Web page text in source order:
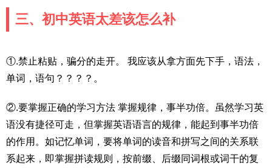
三、初中英语太差该怎么补
①.禁止粘贴，骗分的走开。 我应该从拿方面先下手，语法，
单词，语句？？？？。
②.要掌握正确的学习方法 掌握规律，事半功倍。虽然学习英
语没有捷径可走，但掌握英语语言的规律，能起到事半功倍
的作用。如记忆单词，要将单词的读音和拼写之间的关系联
系起来，即掌握拼读规则，按前缀、后缀同词根或词干的复